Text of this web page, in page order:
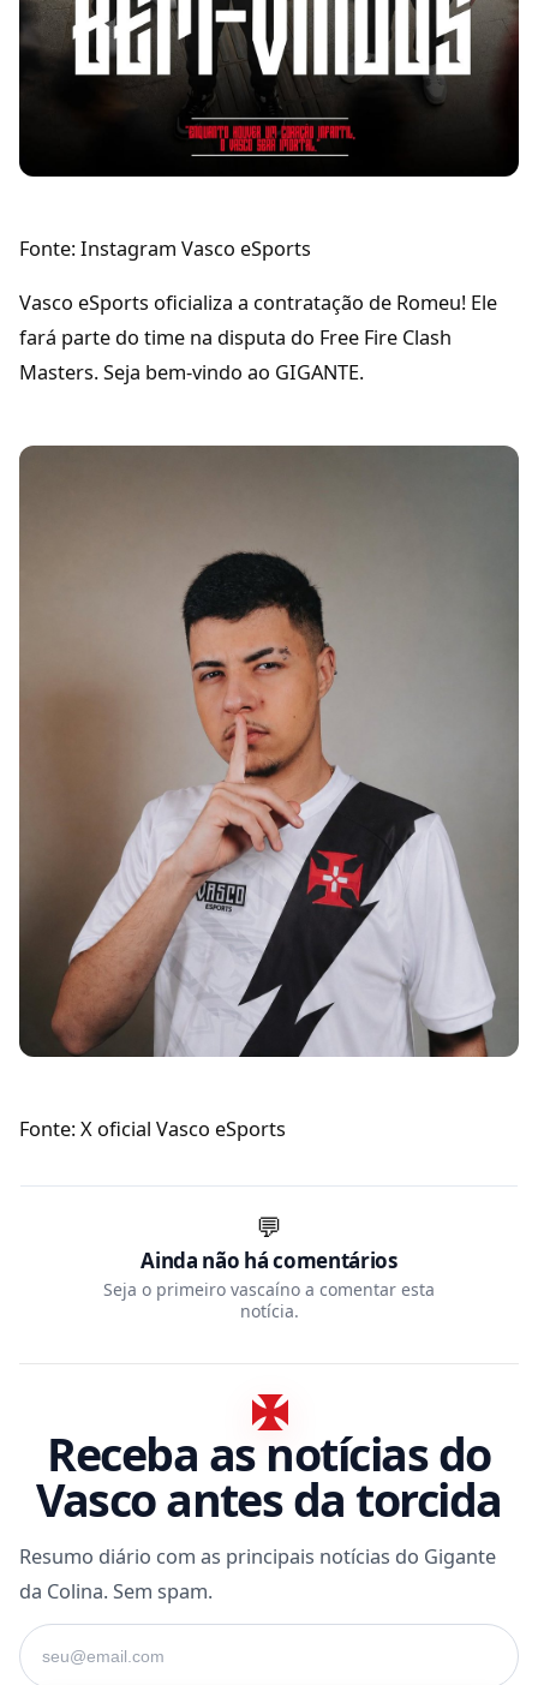
Fonte: Instagram Vasco eSports
Vasco eSports oficializa a contratação de Romeu! Ele
fará parte do time na disputa do Free Fire Clash
Masters. Seja bem-vindo ao GIGANTE.
Fonte: X oficial Vasco eSports
💬
Ainda não há comentários
Seja o primeiro vascaíno a comentar esta
notícia.
Receba as notícias do
Vasco antes da torcida
Resumo diário com as principais notícias do Gigante
da Colina. Sem spam.
Seu e-mail